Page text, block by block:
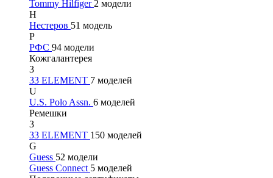
Tommy Hilfiger 2 модели
Н
Нестеров 51 модель
Р
РФС 94 модели
Кожгалантерея
3
33 ELEMENT 7 моделей
U
U.S. Polo Assn. 6 моделей
Ремешки
3
33 ELEMENT 150 моделей
G
Guess 52 модели
Guess Connect 5 моделей